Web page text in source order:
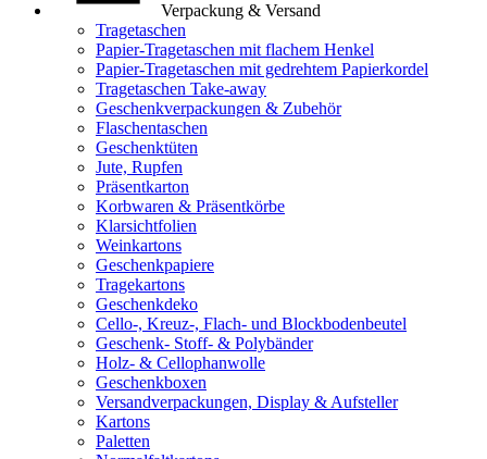
Verpackung & Versand
Tragetaschen
Papier-Tragetaschen mit flachem Henkel
Papier-Tragetaschen mit gedrehtem Papierkordel
Tragetaschen Take-away
Geschenkverpackungen & Zubehör
Flaschentaschen
Geschenktüten
Jute, Rupfen
Präsentkarton
Korbwaren & Präsentkörbe
Klarsichtfolien
Weinkartons
Geschenkpapiere
Tragekartons
Geschenkdeko
Cello-, Kreuz-, Flach- und Blockbodenbeutel
Geschenk- Stoff- & Polybänder
Holz- & Cellophanwolle
Geschenkboxen
Versandverpackungen, Display & Aufsteller
Kartons
Paletten